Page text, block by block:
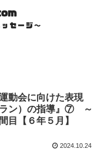
動会に向けた表現
ラン）の指導』⑦ ～
目【６年５月】
2024.10.24